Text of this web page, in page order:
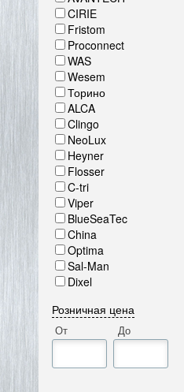
CIRIE
Fristom
Proconnect
WAS
Wesem
Торино
ALCA
Clingo
NeoLux
Heyner
Flosser
C-tri
Viper
BlueSeaTec
China
Optima
Sal-Man
Dixel
Розничная цена
От До